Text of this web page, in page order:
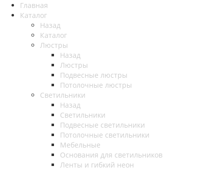
Главная
Каталог
Назад
Каталог
Люстры
Назад
Люстры
Подвесные люстры
Потолочные люстры
Светильники
Назад
Светильники
Подвесные светильники
Потолочные светильники
Мебельные
Основания для светильников
Ленты и гибкий неон